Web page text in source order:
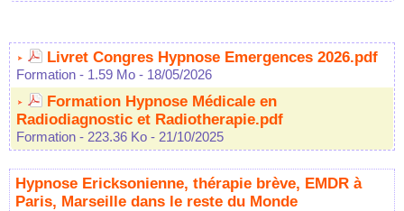
Livret Congres Hypnose Emergences 2026.pdf
Formation - 1.59 Mo - 18/05/2026
Formation Hypnose Médicale en
Radiodiagnostic et Radiotherapie.pdf
Formation - 223.36 Ko - 21/10/2025
Hypnose Ericksonienne, thérapie brève, EMDR à
Paris, Marseille dans le reste du Monde